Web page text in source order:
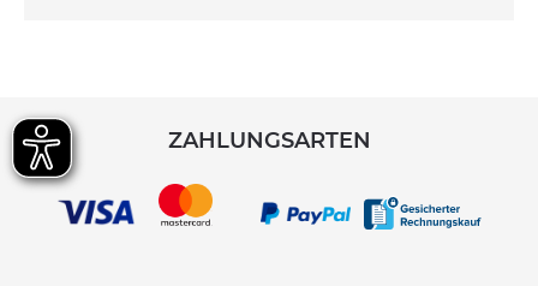
ZAHLUNGSARTEN